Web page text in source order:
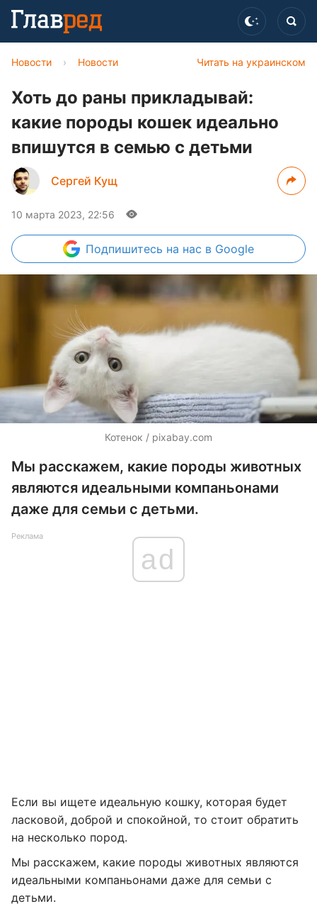
Читать на украинском
Новости › Новости
Хоть до раны прикладывай:
какие породы кошек идеально
впишутся в семью с детьми
Сергей Кущ
10 марта 2023, 22:56
Подпишитесь на нас в Google
Котенок / pixabay.com
Мы расскажем, какие породы животных
являются идеальными компаньонами
даже для семьи с детьми.
Реклама
ad
Если вы ищете идеальную кошку, которая будет
ласковой, доброй и спокойной, то стоит обратить
на несколько пород.
Мы расскажем, какие породы животных являются
идеальными компаньонами даже для семьи с
детьми.